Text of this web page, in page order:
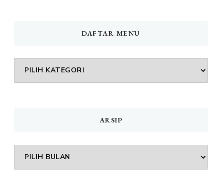
DAFTAR MENU
DAFTAR
MENU
ARSIP
Arsip